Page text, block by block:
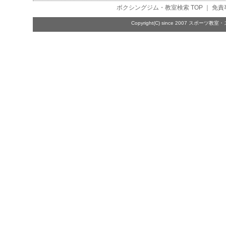
ボクシングジム・教室検索TOP ｜ 免責
Copyright(C) since 2007 スポーツ教室・